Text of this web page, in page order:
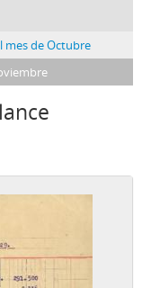
mes de Octubre